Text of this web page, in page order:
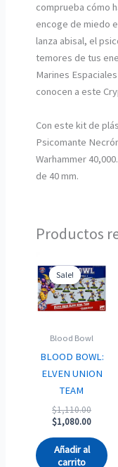
comprueba cómo
encoge de miedo
lanza abisal, el
temores de tus
Marines
conocen a este
Con este kit de
Psicomante
Warhammer
de 40 mm.
Productos
Sale!
Sale!
Blood Bowl
BLOOD BOWL:
ELVEN UNION
TEAM
$1,110.00Original
price
$1,080.00Current
Añadir al
carrito